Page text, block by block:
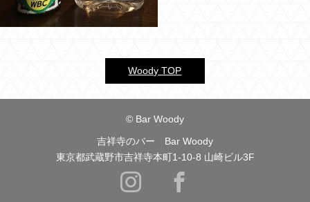
過去のブログ
Woody TOP
© Bar Woody
吉祥寺のバー Bar Woody
東京都武蔵野市吉祥寺本町1-10-8 山崎ビル3F